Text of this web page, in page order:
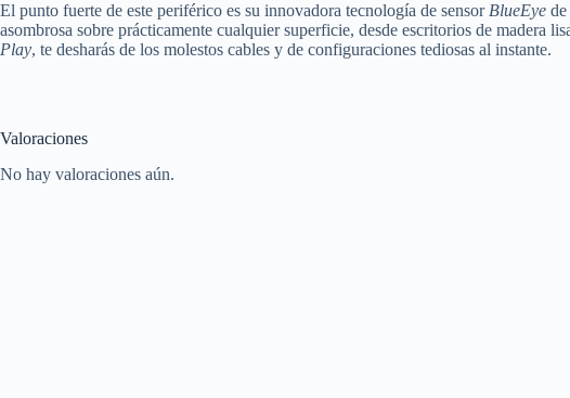
El punto fuerte de este periférico es su innovadora tecnología de sensor BlueEye
asombrosa sobre prácticamente cualquier superficie, desde escritorios de madera
Play, te desharás de los molestos cables y de configuraciones tediosas al instante.
Valoraciones
No hay valoraciones aún.